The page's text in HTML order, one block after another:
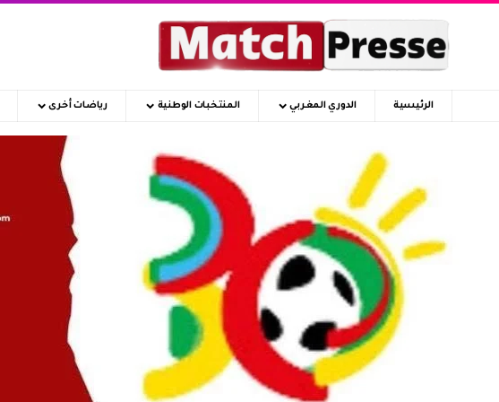
الرئيسية الدوري المغربي المنتخبات الوطنية رياضات أخرى